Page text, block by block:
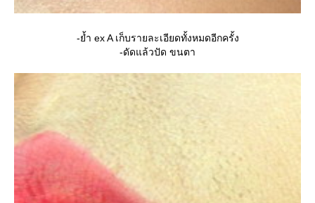
-ย้ำ ex A เก็บรายละเอียดทั้งหมดอีกครั้ง
-ดัดแล้วปัด ขนตา